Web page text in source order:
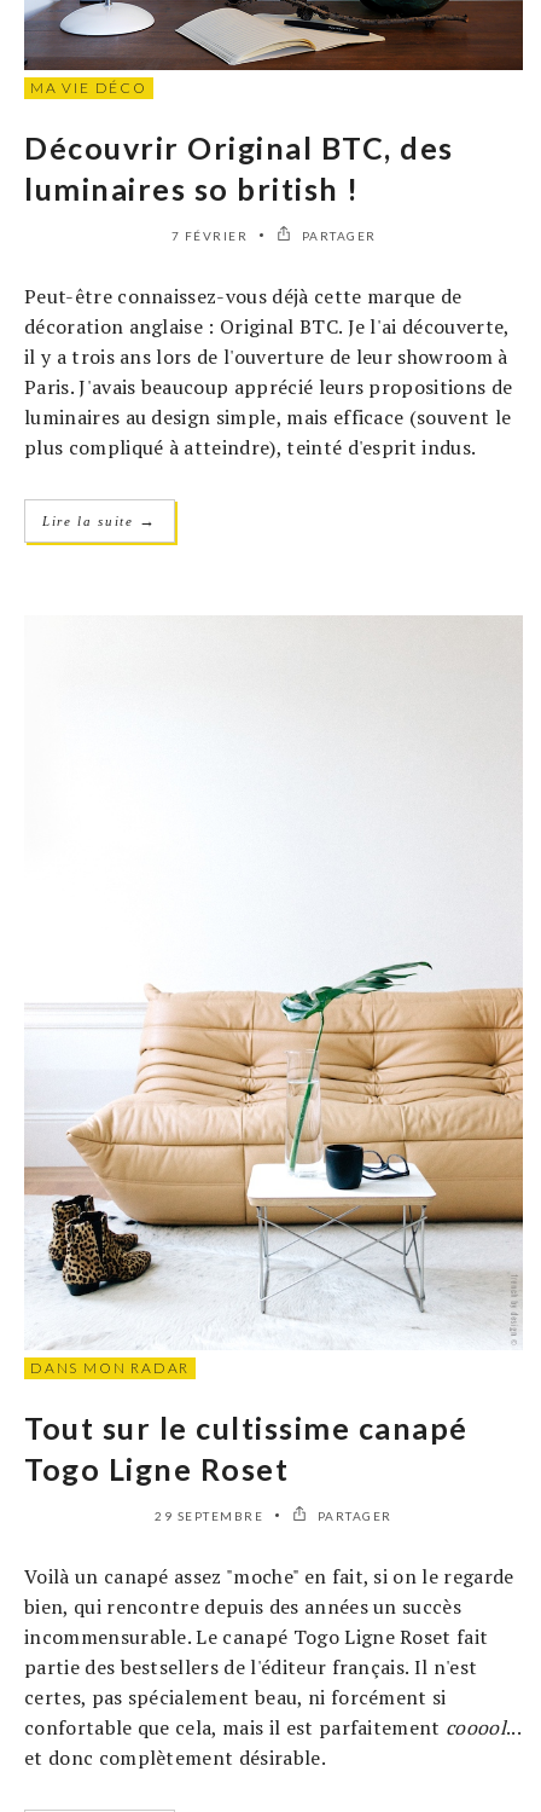
MA VIE DÉCO
Découvrir Original BTC, des
luminaires so british !
7 FÉVRIER PARTAGER
Peut-être connaissez-vous déjà cette marque de
décoration anglaise : Original BTC. Je l'ai découverte,
il y a trois ans lors de l'ouverture de leur showroom à
Paris. J'avais beaucoup apprécié leurs propositions de
luminaires au design simple, mais efficace (souvent le
plus compliqué à atteindre), teinté d'esprit indus.
Lire la suite →
DANS MON RADAR
Tout sur le cultissime canapé
Togo Ligne Roset
29 SEPTEMBRE PARTAGER
Voilà un canapé assez "moche" en fait, si on le regarde
bien, qui rencontre depuis des années un succès
incommensurable. Le canapé Togo Ligne Roset fait
partie des bestsellers de l'éditeur français. Il n'est
certes, pas spécialement beau, ni forcément si
confortable que cela, mais il est parfaitement cooool...
et donc complètement désirable.